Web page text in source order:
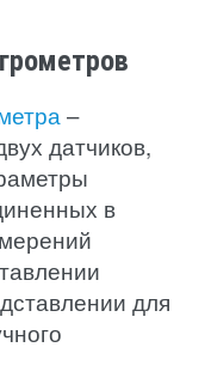
–
датчиков,
в
для